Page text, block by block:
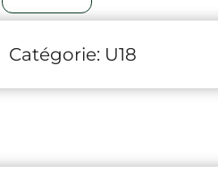
Catégorie: U18